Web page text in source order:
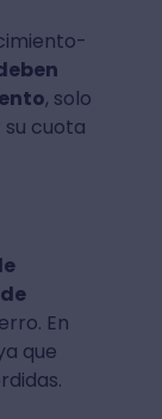
, solo
cuota
En
que